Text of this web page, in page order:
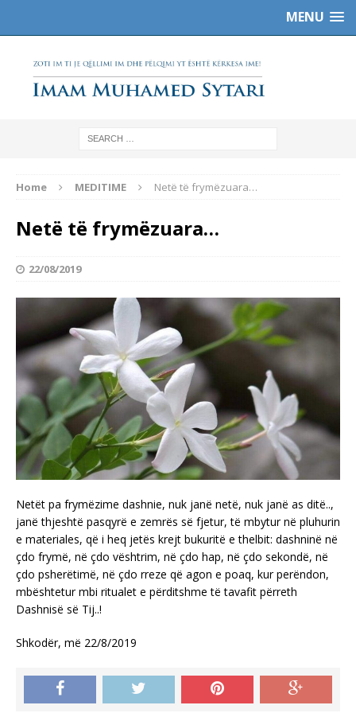
MENU
Home MEDITIME Netë të frymëzuara…
Netë të frymëzuara…
22/08/2019
Netët pa frymëzime dashnie, nuk janë netë, nuk janë as ditë..,
janë thjeshtë pasqyrë e zemrës së fjetur, të mbytur në pluhurin
e materiales, që i heq jetës krejt bukuritë e thelbit: dashninë në
çdo frymë, në çdo vështrim, në çdo hap, në çdo sekondë, në
çdo psherëtimë, në çdo rreze që agon e poaq, kur perëndon,
mbështetur mbi ritualet e përditshme të tavafit përreth
Dashnisë së Tij..!
Shkodër, më 22/8/2019